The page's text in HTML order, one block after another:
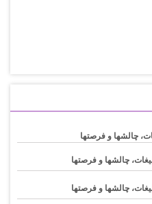
چالشها و فرصتها
چالشها و فرصتها
چالشها و فرصتها